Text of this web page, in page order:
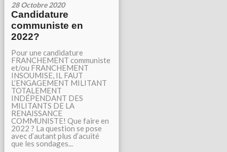
28 Octobre 2020
Candidature
communiste en
2022?
Pour une candidature
FRANCHEMENT communiste
et/ou FRANCHEMENT
INSOUMISE, IL FAUT
L’ENGAGEMENT MILITANT
TOTALEMENT
INDÉPENDANT DES
MILITANTS DE LA
RENAISSANCE
COMMUNISTE! Que faire en
2022 ? La question se pose
avec d’autant plus d’acuité
que les sondages...